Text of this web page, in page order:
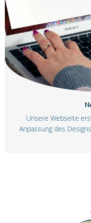
Unsere Webseite
Anpassung des